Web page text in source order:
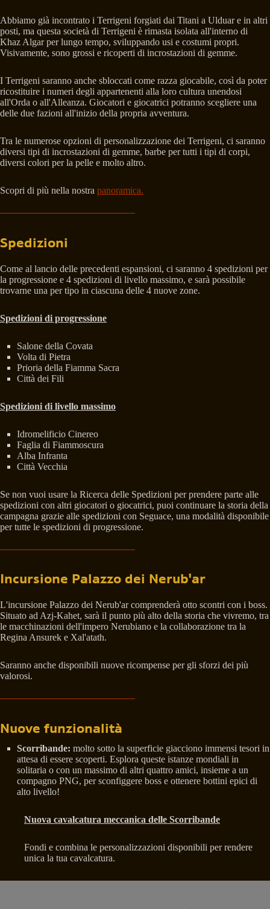
Abbiamo già incontrato i Terrigeni forgiati dai Titani a Ulduar e in altri
posti, ma questa società di Terrigeni è rimasta isolata all'interno di
Khaz Algar per lungo tempo, sviluppando usi e costumi propri.
Visivamente, sono grossi e ricoperti di incrostazioni di gemme.
I Terrigeni saranno anche sbloccati come razza giocabile, così da poter
ricostituire i numeri degli appartenenti alla loro cultura unendosi
all'Orda o all'Alleanza. Giocatori e giocatrici potranno scegliere una
delle due fazioni all'inizio della propria avventura.
Tra le numerose opzioni di personalizzazione dei Terrigeni, ci saranno
diversi tipi di incrostazioni di gemme, barbe per tutti i tipi di corpi,
diversi colori per la pelle e molto altro.
Scopri di più nella nostra panoramica.
Spedizioni
Come al lancio delle precedenti espansioni, ci saranno 4 spedizioni per
la progressione e 4 spedizioni di livello massimo, e sarà possibile
trovarne una per tipo in ciascuna delle 4 nuove zone.
Spedizioni di progressione
Salone della Covata
Volta di Pietra
Prioria della Fiamma Sacra
Città dei Fili
Spedizioni di livello massimo
Idromelificio Cinereo
Faglia di Fiammoscura
Alba Infranta
Città Vecchia
Se non vuoi usare la Ricerca delle Spedizioni per prendere parte alle
spedizioni con altri giocatori o giocatrici, puoi continuare la storia della
campagna grazie alle spedizioni con Seguace, una modalità disponibile
per tutte le spedizioni di progressione.
Incursione Palazzo dei Nerub'ar
L'incursione Palazzo dei Nerub'ar comprenderà otto scontri con i boss.
Situato ad Azj-Kahet, sarà il punto più alto della storia che vivremo, tra
le macchinazioni dell'impero Nerubiano e la collaborazione tra la
Regina Ansurek e Xal'atath.
Saranno anche disponibili nuove ricompense per gli sforzi dei più
valorosi.
Nuove funzionalità
Scorribande: molto sotto la superficie giacciono immensi tesori in
attesa di essere scoperti. Esplora queste istanze mondiali in
solitaria o con un massimo di altri quattro amici, insieme a un
compagno PNG, per sconfiggere boss e ottenere bottini epici di
alto livello!
Nuova cavalcatura meccanica delle Scorribande
Fondi e combina le personalizzazioni disponibili per rendere
unica la tua cavalcatura.